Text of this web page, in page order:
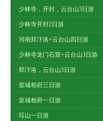
· 少林寺，开封，云台山3日游
· 少林寺开封2日游
· 河南郑汴洛+云台山四日游
· 少林寺龙门石窟+云台山3日游
· 郑汴洛，云台山3日游
· 皇城相府三日游
· 皇城相府一日游
· 珏山一日游